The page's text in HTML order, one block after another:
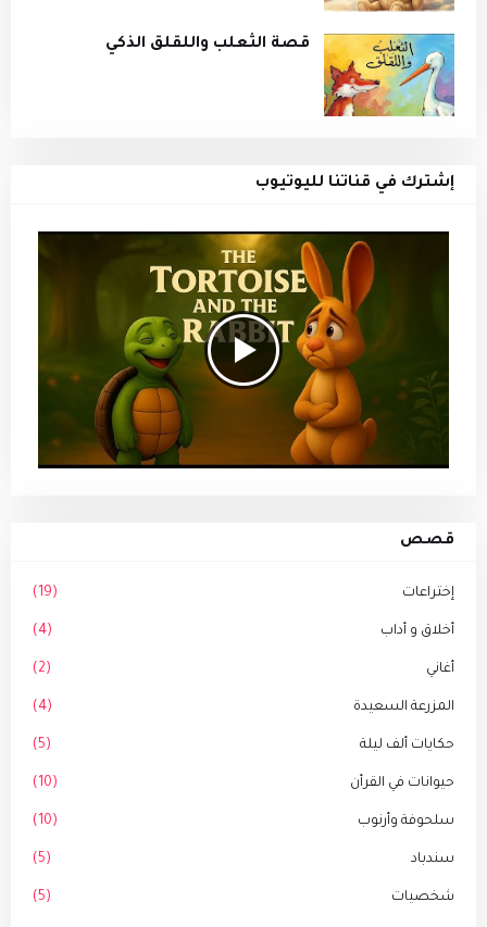
قصة الثعلب واللقلق الذكي
إشترك في قناتنا لليوتيوب
قصص
إختراعات (19)
أخلاق و أداب (4)
أغاني (2)
المزرعة السعيدة (4)
حكايات ألف ليلة (5)
حيوانات في القرأن (10)
سلحوفة وأرنوب (10)
سندباد (5)
شخصيات (5)